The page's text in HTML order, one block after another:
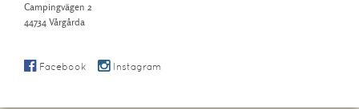
Campingvägen 2
44734 Vårgårda
Facebook Instagram